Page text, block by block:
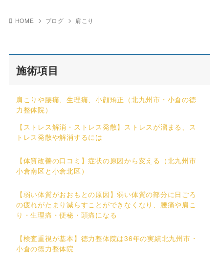
HOME ブログ 肩こり
施術項目
肩こりや腰痛、生理痛、小顔矯正（北九州市・小倉の徳
力整体院）
【ストレス解消・ストレス発散】ストレスが溜まる、ス
トレス発散や解消するには
【体質改善の口コミ】症状の原因から変える（北九州市
小倉南区と小倉北区）
【弱い体質がおおもとの原因】弱い体質の部分に日ごろ
の疲れがたまり減らすことができなくなり、腰痛や肩こ
り・生理痛・便秘・頭痛になる
【検査重視が基本】徳力整体院は36年の実績北九州市・
小倉の徳力整体院